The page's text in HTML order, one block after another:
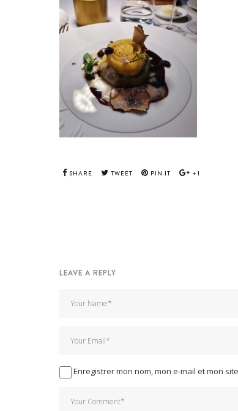
SHARE TWEET PIN IT +1
LEAVE A REPLY
Enregistrer mon nom, mon e-mail et mon